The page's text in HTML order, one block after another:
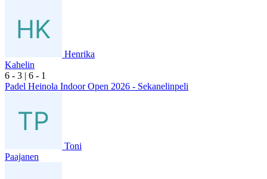
Henrika
Kahelin
6 - 3 | 6 - 1
Padel Heinola Indoor Open 2026 - Sekanelinpeli
Toni
Paajanen